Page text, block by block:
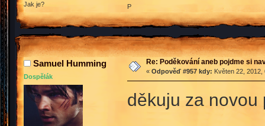
Jak je?
P
Samuel Humming
Dospělák
Re: Poděkování aneb pojdme si
« Odpověď #957 kdy: Květen 22,
děkuju za